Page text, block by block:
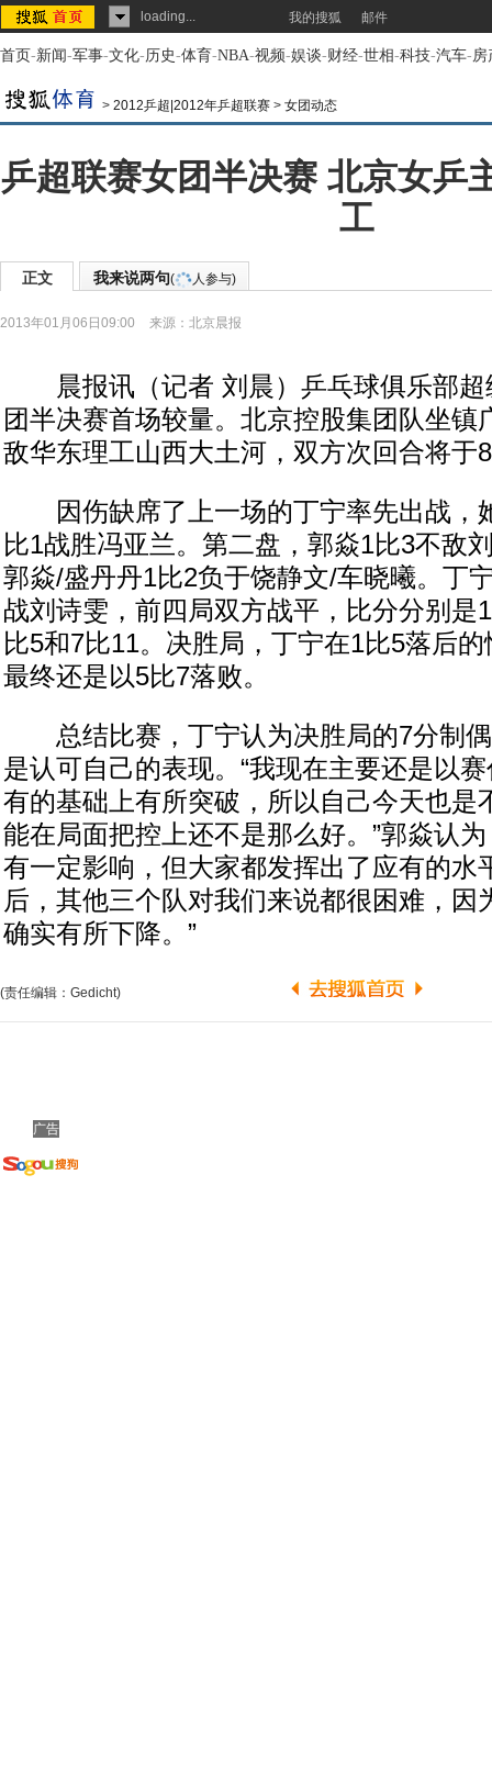
loading... 我的搜狐 邮件
首页-新闻-军事-文化-历史-体育-NBA-视频-娱谈-财经-世相-科技-汽车-房
> 2012乒超|2012年乒超联赛 > 女团动态
乒超联赛女团半决赛 北京女乒
工
正文 我来说两句( 人参与)
2013年01月06日09:00 来源： 北京晨报
晨报讯（记者 刘晨）乒乓球俱乐部超
团半决赛首场较量。北京控股集团队坐镇
敌华东理工山西大土河，双方次回合将于
因伤缺席了上一场的丁宁率先出战，
比1战胜冯亚兰。第二盘，郭焱1比3不敌
郭焱/盛丹丹1比2负于饶静文/车晓曦。丁
战刘诗雯，前四局双方战平，比分分别是
比5和7比11。决胜局，丁宁在1比5落后
最终还是以5比7落败。
总结比赛，丁宁认为决胜局的7分制偶
是认可自己的表现。“我现在主要还是以
有的基础上有所突破，所以自己今天也是
能在局面把控上还不是那么好。”郭焱认
有一定影响，但大家都发挥出了应有的水
后，其他三个队对我们来说都很困难，因
确实有所下降。”
(责任编辑：Gedicht)
广告